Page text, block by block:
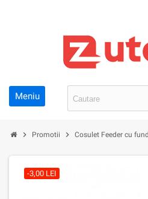
Meniu
chevron_right Promotii chevron_right Cosulet Feeder cu
-3,00 LEI